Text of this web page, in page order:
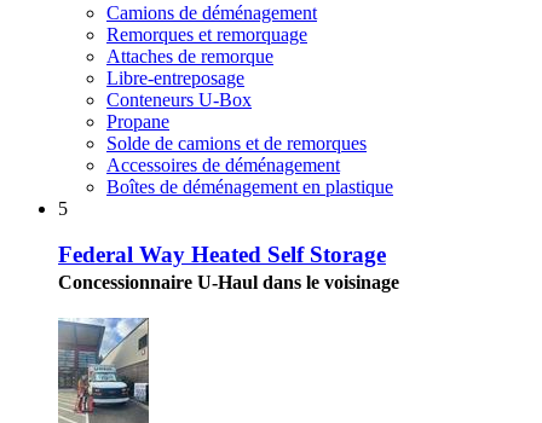
Camions de déménagement
Remorques et remorquage
Attaches de remorque
Libre-entreposage
Conteneurs U-Box
Propane
Solde de camions et de remorques
Accessoires de déménagement
Boîtes de déménagement en plastique
5
Federal Way Heated Self Storage
Concessionnaire U-Haul dans le voisinage